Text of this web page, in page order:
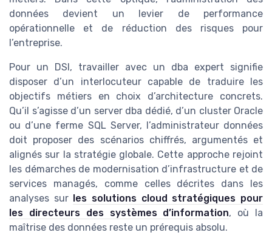
données devient un levier de performance
opérationnelle et de réduction des risques pour
l’entreprise.
Pour un DSI, travailler avec un dba expert signifie
disposer d’un interlocuteur capable de traduire les
objectifs métiers en choix d’architecture concrets.
Qu’il s’agisse d’un server dba dédié, d’un cluster Oracle
ou d’une ferme SQL Server, l’administrateur données
doit proposer des scénarios chiffrés, argumentés et
alignés sur la stratégie globale. Cette approche rejoint
les démarches de modernisation d’infrastructure et de
services managés, comme celles décrites dans les
analyses sur les solutions cloud stratégiques pour
les directeurs des systèmes d’information, où la
maîtrise des données reste un prérequis absolu.